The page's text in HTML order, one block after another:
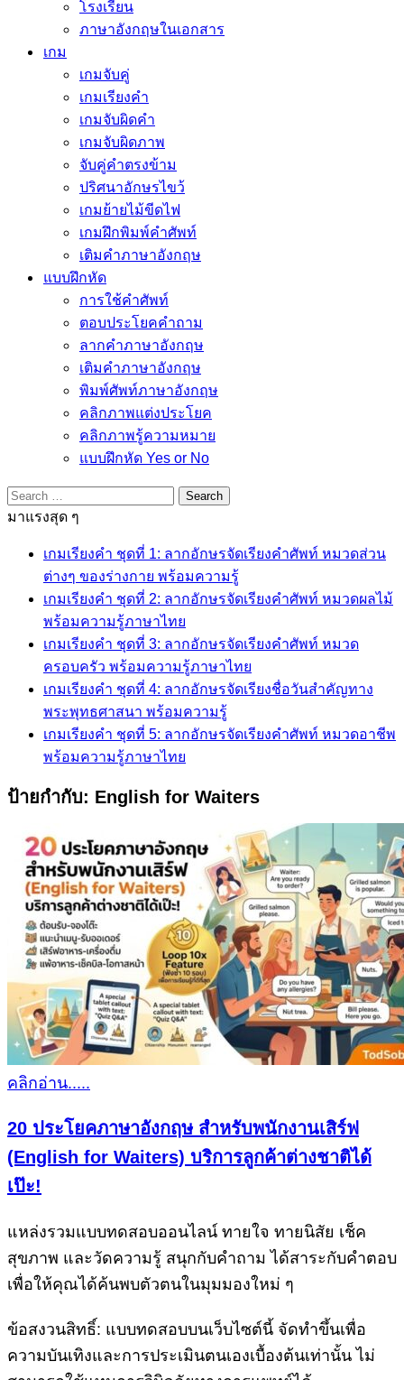
โรงเรียน
ภาษาอังกฤษในเอกสาร
เกม
เกมจับคู่
เกมเรียงคำ
เกมจับผิดคำ
เกมจับผิดภาพ
จับคู่คำตรงข้าม
ปริศนาอักษรไขว้
เกมย้ายไม้ขีดไฟ
เกมฝึกพิมพ์คำศัพท์
เติมคำภาษาอังกฤษ
แบบฝึกหัด
การใช้คำศัพท์
ตอบประโยคคำถาม
ลากคำภาษาอังกฤษ
เติมคำภาษาอังกฤษ
พิมพ์ศัพท์ภาษาอังกฤษ
คลิกภาพแต่งประโยค
คลิกภาพรู้ความหมาย
แบบฝึกหัด Yes or No
Search
for:
มาแรงสุด ๆ
เกมเรียงคำ ชุดที่ 1: ลากอักษรจัดเรียงคำศัพท์ หมวดส่วน
ต่างๆ ของร่างกาย พร้อมความรู้
เกมเรียงคำ ชุดที่ 2: ลากอักษรจัดเรียงคำศัพท์ หมวดผลไม้
พร้อมความรู้ภาษาไทย
เกมเรียงคำ ชุดที่ 3: ลากอักษรจัดเรียงคำศัพท์ หมวด
ครอบครัว พร้อมความรู้ภาษาไทย
เกมเรียงคำ ชุดที่ 4: ลากอักษรจัดเรียงชื่อวันสำคัญทาง
พระพุทธศาสนา พร้อมความรู้
เกมเรียงคำ ชุดที่ 5: ลากอักษรจัดเรียงคำศัพท์ หมวดอาชีพ
พร้อมความรู้ภาษาไทย
ป้ายกำกับ: English for Waiters
คลิกอ่าน.....
20 ประโยคภาษาอังกฤษ สำหรับพนักงานเสิร์ฟ
(English for Waiters) บริการลูกค้าต่างชาติได้
เป๊ะ!
แหล่งรวมแบบทดสอบออนไลน์ ทายใจ ทายนิสัย เช็ค
สุขภาพ และวัดความรู้ สนุกกับคำถาม ได้สาระกับคำตอบ
เพื่อให้คุณได้ค้นพบตัวตนในมุมมองใหม่ ๆ
ข้อสงวนสิทธิ์: แบบทดสอบบนเว็บไซต์นี้ จัดทำขึ้นเพื่อ
ความบันเทิงและการประเมินตนเองเบื้องต้นเท่านั้น ไม่